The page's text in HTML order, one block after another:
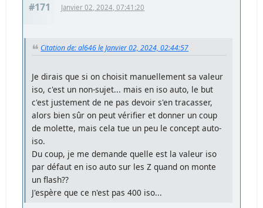
#171 Janvier 02, 2024, 07:41:20
Citation de: al646 le Janvier 02, 2024, 02:44:57
Je dirais que si on choisit manuellement sa valeur
iso, c'est un non-sujet... mais en iso auto, le but
c'est justement de ne pas devoir s'en tracasser,
alors bien sûr on peut vérifier et donner un coup
de molette, mais cela tue un peu le concept auto-
iso.
Du coup, je me demande quelle est la valeur iso
par défaut en iso auto sur les Z quand on monte
un flash??
J'espère que ce n'est pas 400 iso...